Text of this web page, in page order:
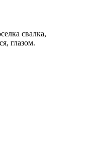
свалка,
глазом.